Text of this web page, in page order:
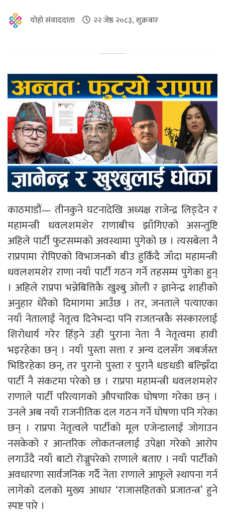
योहो संवाददाता २२ जेष्ठ २०८३, शुक्रबार
काठमाडौं— तीनकुने घटनादेखि अध्यक्ष राजेन्द्र लिङ्देन र
महामन्त्री धवलशमशेर राणाबीच झाँगिएको असन्तुष्टि
अहिले पार्टी फुटसम्मको अवस्थामा पुगेको छ । त्यसबेला नै
राप्रपामा रोपिएको विभाजनको बीउ हुर्किंदै जाँदा महामन्त्री
धवलशमशेर राणा नयाँ पार्टी गठन गर्ने तहसम्म पुगेका हुन्
। अहिले राप्रपा भन्नेबित्तिकै खुश्बु ओली र ज्ञानेन्द्र शाहीको
अनुहार धेरैको दिमागमा आउँछ । तर, जनताले पत्याएका
नयाँ नेतालाई नेतृत्व दिनेभन्दा पनि राजतन्त्रकै संस्कारलाई
शिरोधार्य गरेर हिँड्ने उही पुराना नेता नै नेतृत्वमा हावी
भइरहेका छन् । नयाँ पुस्ता सत्ता र अन्य दलसँग जबर्जस्त
भिडिरहेका छन्, तर पुरानो पुस्ता र पुरानै धङधङी बल्झिँदा
पार्टी नै संकटमा परेको छ । राप्रपा महामन्त्री धवलशमशेर
राणाले पार्टी परित्यागको औपचारिक घोषणा गरेका छन् ।
उनले अब नयाँ राजनीतिक दल गठन गर्ने घोषणा पनि गरेका
छन् । राप्रपा नेतृत्वले पार्टीको मूल एजेन्डालाई जोगाउन
नसकेको र आन्तरिक लोकतन्त्रलाई उपेक्षा गरेको आरोप
लगाउँदै नयाँ बाटो रोज्नुपरेको राणाले बताए । नयाँ पार्टीको
अवधारणा सार्वजनिक गर्दै नेता राणाले आफूले स्थापना गर्न
लागेको दलको मुख्य आधार ‘राजासहितको प्रजातन्त्र’ हुने
स्पष्ट पारे ।